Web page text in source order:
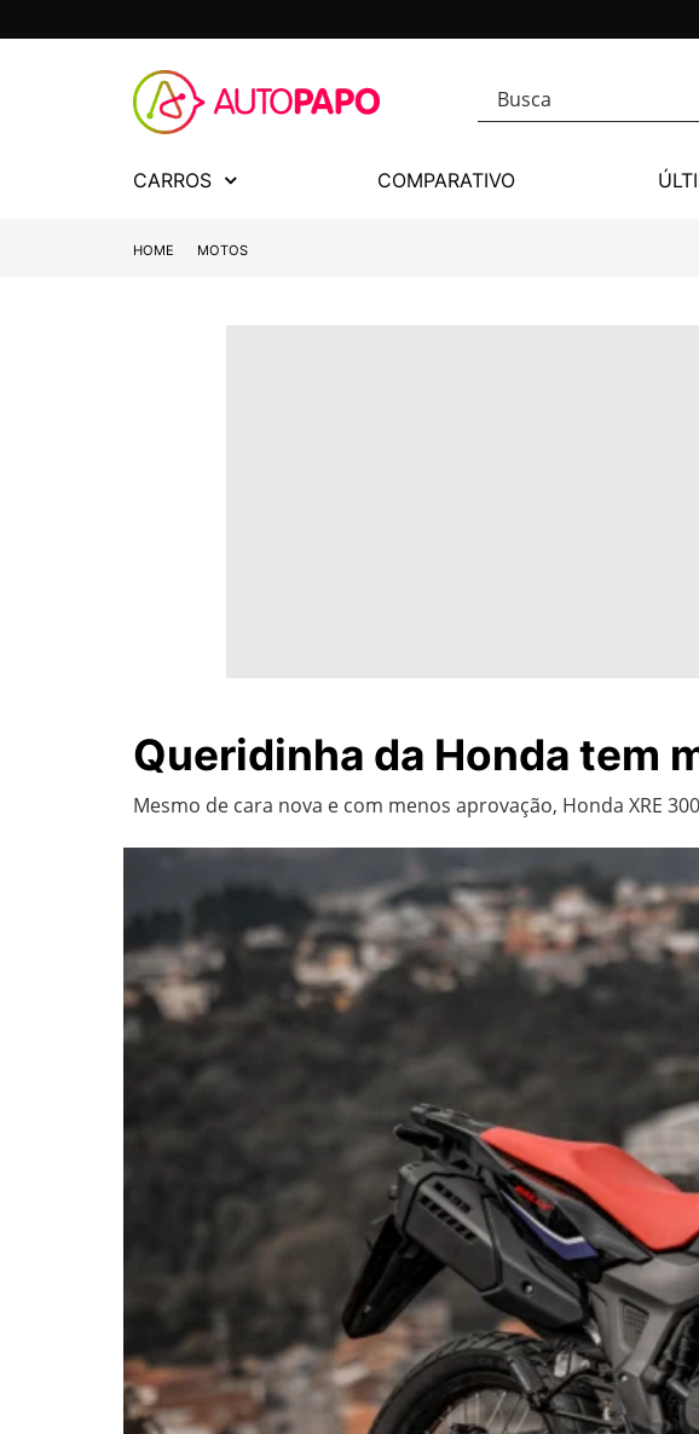
CARROS COMPARATIVO
HOME MOTOS
Queridinha da Honda tem
Mesmo de cara nova e com menos aprovação, Honda XRE